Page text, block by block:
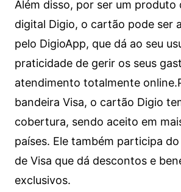
Além disso, por ser um produto
digital Digio, o cartão pode ser
pelo DigioApp, que dá ao seu
praticidade de gerir os seus
atendimento totalmente online.
bandeira Visa, o cartão Digio
cobertura, sendo aceito em
países. Ele também participa
de Visa que dá descontos e
exclusivos.